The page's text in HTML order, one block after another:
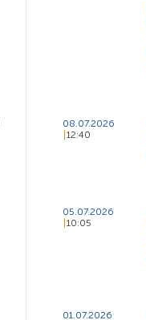
08.07.2026
12:40
05.07.2026
10:05
01.07.2026